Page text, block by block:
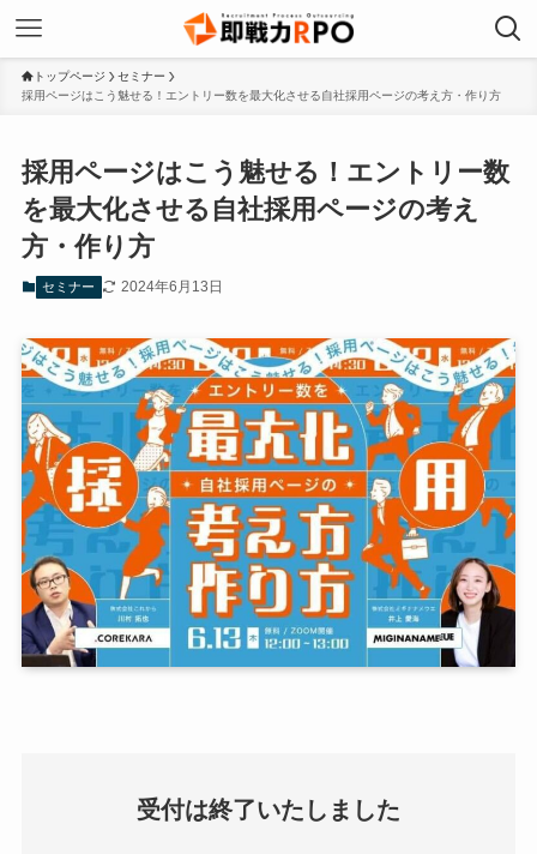
トップページ
セミナー
採用ページはこう魅せる！エントリー数を最大化させる自社採用ページの考え方・作り方
採用ページはこう魅せる！エントリー数
を最大化させる自社採用ページの考え
方・作り方
セミナー 2024年6月13日
受付は終了いたしました